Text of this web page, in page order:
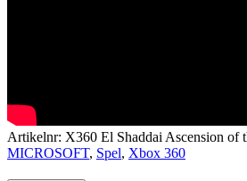
Artikelnr: X360 El Shaddai Ascension of
MICROSOFT, Spel, Xbox 360